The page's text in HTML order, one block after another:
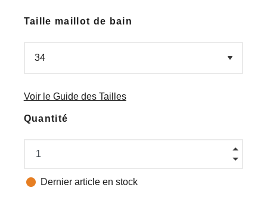
Taille maillot de bain
Voir le Guide des Tailles
Quantité
 Dernier article en stock